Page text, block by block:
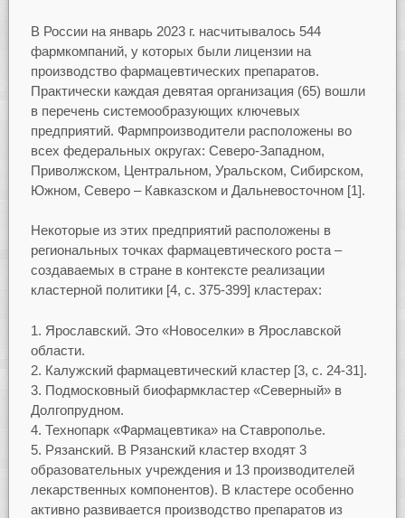
В России на январь 2023 г. насчитывалось 544
фармкомпаний, у которых были лицензии на
производство фармацевтических препаратов.
Практически каждая девятая организация (65) вошли
в перечень системообразующих ключевых
предприятий. Фармпроизводители расположены во
всех федеральных округах: Северо-Западном,
Приволжском, Центральном, Уральском, Сибирском,
Южном, Северо – Кавказском и Дальневосточном [1].
Некоторые из этих предприятий расположены в
региональных точках фармацевтического роста –
создаваемых в стране в контексте реализации
кластерной политики [4, с. 375-399] кластерах:
Ярославский. Это «Новоселки» в Ярославской
области.
Калужский фармацевтический кластер [3, с. 24-31].
Подмосковный биофармкластер «Северный» в
Долгопрудном.
Технопарк «Фармацевтика» на Ставрополье.
Рязанский. В Рязанский кластер входят 3
образовательных учреждения и 13 производителей
лекарственных компонентов). В кластере особенно
активно развивается производство препаратов из